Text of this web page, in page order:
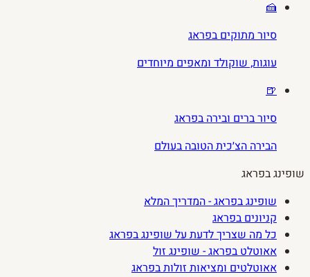
🍰
סיור מתוקים בפראג
עוגות, שוקולד ומאפים מיוחדים
🍺
סיור ברים ובירה בפראג
הבירה הצ׳כית הטובה בעולם
שופינג בפראג
שופינג בפראג - המדריך המלא
קניונים בפראג
כל מה שצריך לדעת על שופינג בפראג
אאוטלט בפראג - שופינג זול
אאוטלטים ומציאות זולות בפראג